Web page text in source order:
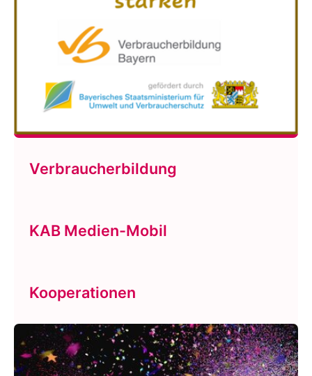
Verbraucherbildung
KAB Medien-Mobil
Kooperationen